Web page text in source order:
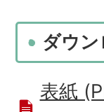
ダウン
表紙